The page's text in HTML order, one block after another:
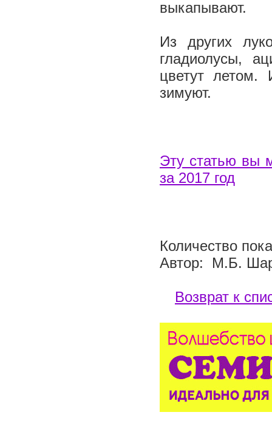
выкапывают.
Из других
гладиолусы,
цветут
зимуют.
Эту статью вы
за 2017 год
Количество
Автор: М.Б.
Возврат к